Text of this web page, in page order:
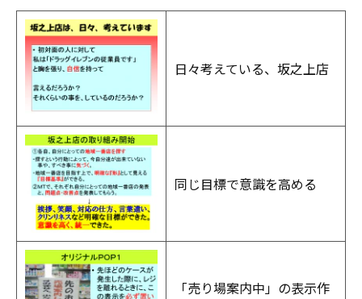
日々考えている、坂之上店
同じ目標で意識を高める
「売り場案内中」の表示作